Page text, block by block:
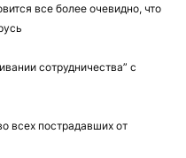
все более очевидно, что
сотрудничества” с
всех пострадавших от